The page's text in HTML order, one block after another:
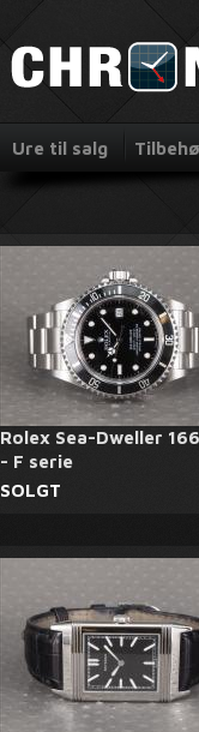
Ure til salg
Rolex Sea-Dweller
- F serie
SOLGT